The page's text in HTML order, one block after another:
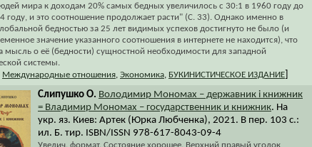
мира к доходам 20% самых бедных увеличилось с 30:1 в 1960 году до
году, и это соотношение продолжает расти" (С. 33). Однако именно в
бедностью за 25 лет видимых успехов достигнуто не было (и
значение указанного соотношения в интернете не находится), что
мысль о её (бедности) сущностной необходимости для западной
системы.
Международные отношения Экономика БУКИНИСТИЧЕСКОЕ ИЗДАНИЕ
Слипушко О. Володимир Мономах – державник і книжник
= Владимир Мономах – государственник и книжник. На
укр. яз. Киев: Артек (Юрка Любченка), 2021. В пер. 103 с.:
ил. Б. тир. ISBN/ISSN 978-617-8043-09-4
Увелич. формат. Состояние хорошее. Верхний правый уголок